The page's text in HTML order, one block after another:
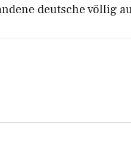
deutsche völlig